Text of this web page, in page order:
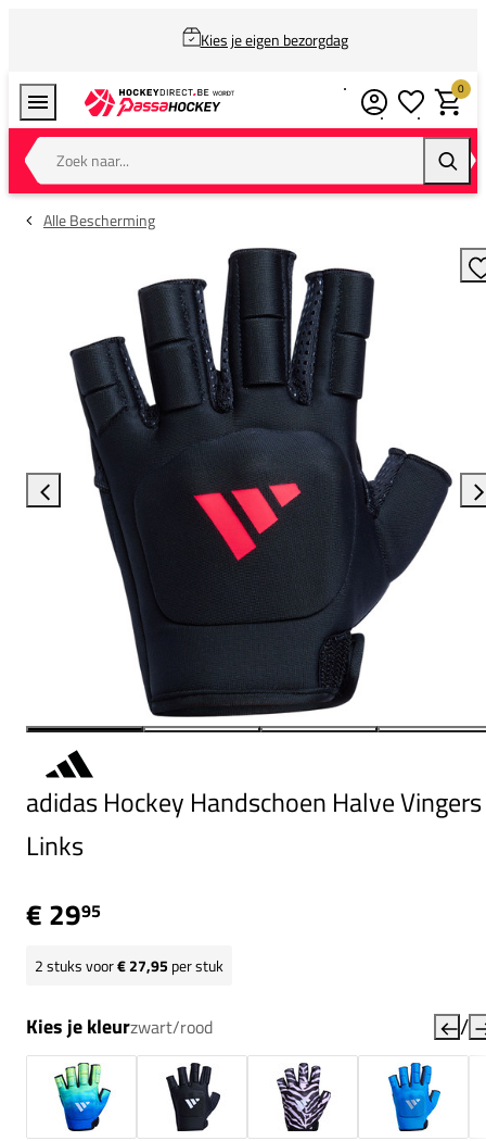
Kies je eigen bezorgdag
Zoek naar...
0
Alle Bescherming
adidas Hockey Handschoen Halve Vingers
Links
€ 2995
2stuks voor€ 27,95 per stuk
Kies je kleurzwart/rood /